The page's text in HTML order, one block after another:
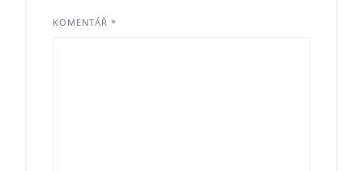
KOMENTÁŘ *